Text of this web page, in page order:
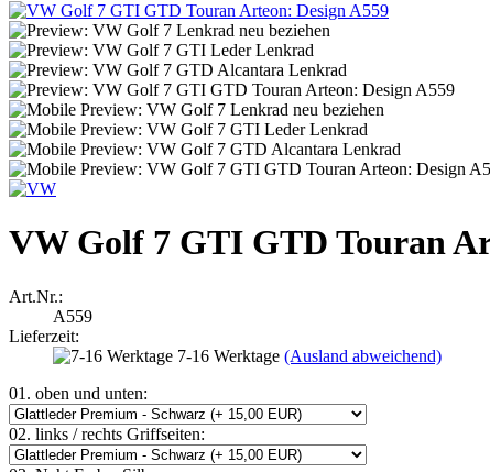
VW Golf 7 GTI GTD Touran
Art.Nr.:
A559
Lieferzeit:
7-16 Werktage (Ausland abweichend)
01. oben und unten:
02. links / rechts Griffseiten: